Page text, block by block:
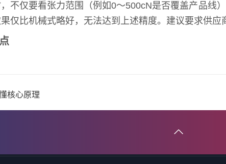
不仅要看张力范围（例如0～500cN是否覆盖产品
仅比机械式略好，无法达到上述精度。建议要求供应
核心原理